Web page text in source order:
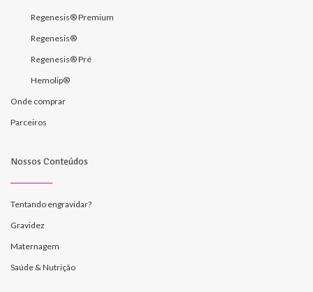
Regenesis® Premium
Regenesis®
Regenesis® Pré
Hemolip®
Onde comprar
Parceiros
Nossos Conteúdos
Tentando engravidar?
Gravidez
Maternagem
Saúde & Nutrição